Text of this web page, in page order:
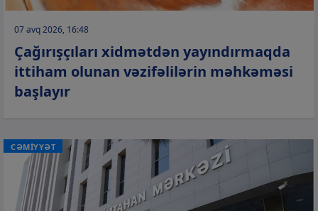
07 avq 2026, 16:48
Çağırışçıları xidmətdən yayındırmaqda
ittiham olunan vəzifəlilərin məhkəməsi
başlayır
CƏMİYYƏT